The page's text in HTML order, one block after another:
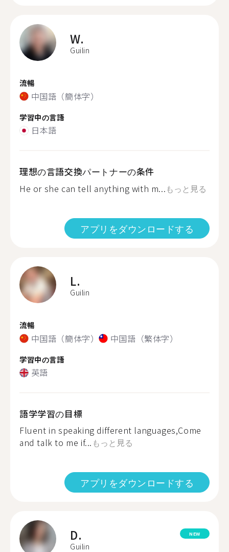
W.
Guilin
流暢
中国語（簡体字）
学習中の言語
日本語
理想の言語交換パートナーの条件
He or she can tell anything with m...もっと見る
アプリをダウンロードする
L.
Guilin
流暢
中国語（簡体字） 中国語（繁体字）
学習中の言語
英語
語学学習の目標
Fluent in speaking different languages,Come
and talk to me if... もっと見る
アプリをダウンロードする
D.
Guilin
NEW